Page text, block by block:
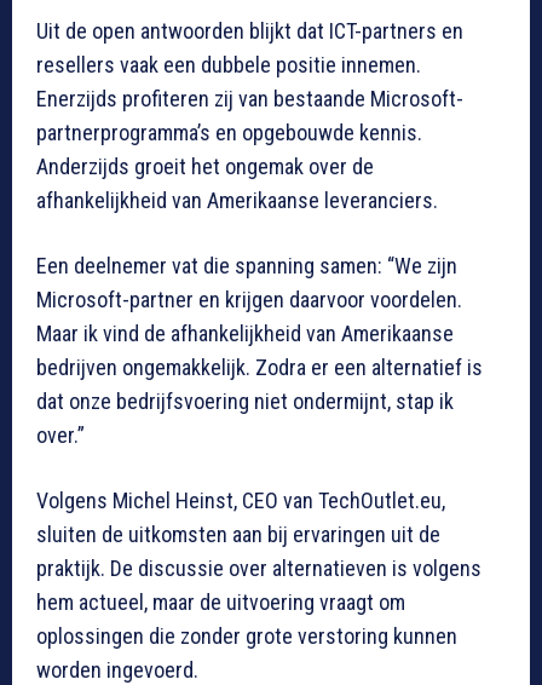
Uit de open antwoorden blijkt dat ICT-partners en
resellers vaak een dubbele positie innemen.
Enerzijds profiteren zij van bestaande Microsoft-
partnerprogramma’s en opgebouwde kennis.
Anderzijds groeit het ongemak over de
afhankelijkheid van Amerikaanse leveranciers.
Een deelnemer vat die spanning samen: “We zijn
Microsoft-partner en krijgen daarvoor voordelen.
Maar ik vind de afhankelijkheid van Amerikaanse
bedrijven ongemakkelijk. Zodra er een alternatief is
dat onze bedrijfsvoering niet ondermijnt, stap ik
over.”
Volgens Michel Heinst, CEO van TechOutlet.eu,
sluiten de uitkomsten aan bij ervaringen uit de
praktijk. De discussie over alternatieven is volgens
hem actueel, maar de uitvoering vraagt om
oplossingen die zonder grote verstoring kunnen
worden ingevoerd.